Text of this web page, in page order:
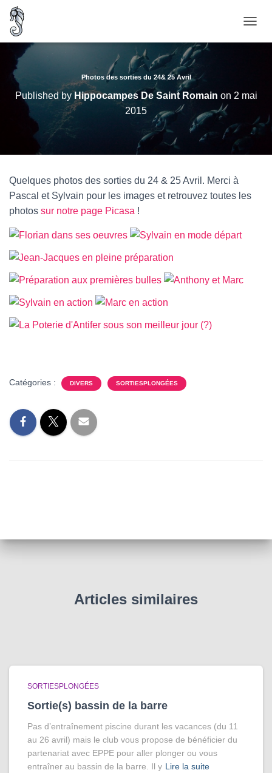
U
/
E
R
E
A
Photos des sorties du 24& 25 Avril
Published by Hippocampes De Saint Romain on 2 mai
2015
Quelques photos des sorties du 24 & 25 Avril. Merci à
Pascal et Sylvain pour les images et retrouvez toutes les
photos sur notre page Picasa !
Catégories : DIVERS SORTIESPLONGÉES
Articles similaires
SORTIESPLONGÉES
Sortie(s) bassin de la barre
Pas d’entraînement piscine durant les vacances (du 11
au 26 avril) mais le club vous propose de bénéficier du
partenariat avec EPPE pour aller plonger ou vous
entraîner au bassin de la barre. Il y Lire la suite